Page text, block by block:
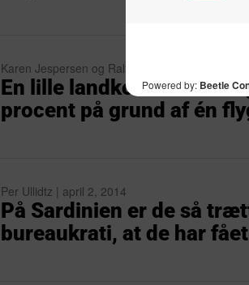
Karen Jespersen og Ralf Pittelkow | september
En lille landkommunes
procent på grund af én
Per Ullidtz | april 2, 2014
På Sardinien er de så
bureaukrati, at de har